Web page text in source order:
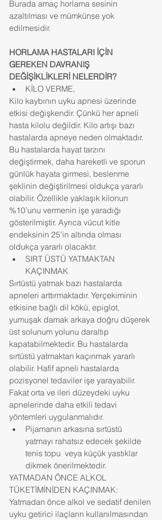
Burada amaç horlama sesinin
azaltılması ve mümkünse yok
edilmesidir.
HORLAMA HASTALARI İÇİN
GEREKEN DAVRANIŞ
DEĞİŞİKLİKLERİ NELERDİR?
KİLO VERME,
Kilo kaybının uyku apnesi üzerinde
etkisi değişkendir. Çünkü her apneli
hasta kilolu değildir. Kilo artışı bazı
hastalarda apneye neden olmaktadır.
Bu hastalarda hayat tarzını
değiştirmek, daha hareketli ve sporun
günlük hayata girmesi, beslenme
şeklinin değiştirilmesi oldukça yararlı
olabilir. Özellikle yaklaşık kilonun
%10’unu vermenin işe yaradığı
gösterilmiştir. Ayrıca vücut kitle
endeksinin 25’in altında olması
oldukça yararlı olacaktır.
SIRT ÜSTÜ YATMAKTAN
KAÇINMAK
Sırtüstü yatmak bazı hastalarda
apneleri arttırmaktadır. Yerçekiminin
etkisine bağlı dil kökü, epiglot,
yumuşak damak arkaya doğru düşerek
üst solunum yolunu daraltıp
kapatabilmektedir. Bu hastalarda
sırtüstü yatmaktan kaçınmak yararlı
olabilir. Hafif apneli hastalarda
pozisyonel tedaviler işe yarayabilir.
Fakat orta ve ileri düzeydeki uyku
apnelerinde daha etkili tedavi
yöntemleri uygulanmalıdır.
Pijamanın arkasına sırtüstü
yatmayı rahatsız edecek şekilde
tenis topu  veya küçük yastıklar
dikmek önerilmektedir.
YATMADAN ÖNCE ALKOL
TÜKETİMİNİDEN KAÇINMAK:
Yatmadan önce alkol ve sedatif denilen
uyku getirici ilaçların kullanılmasından